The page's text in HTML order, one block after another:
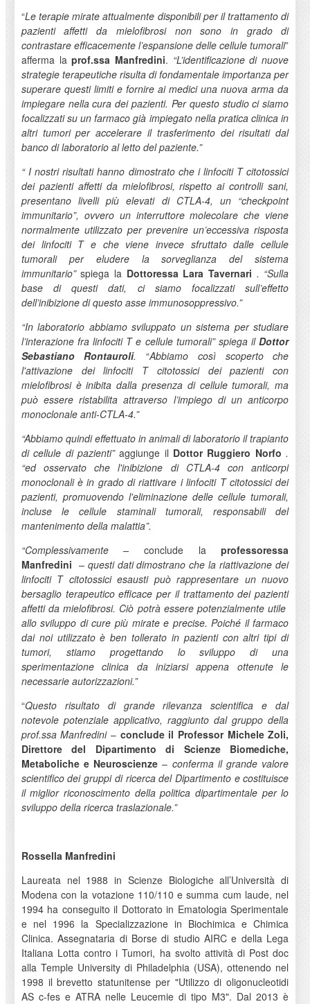
“Le terapie mirate attualmente disponibili per il trattamento di
pazienti affetti da mielofibrosi non sono in grado di
contrastare efficacemente l’espansione delle cellule tumorali”
afferma laprof.ssa Manfredini. “L’identificazione di nuove
strategie terapeutiche risulta di fondamentale importanza per
superare questi limiti e fornire ai medici una nuova arma da
impiegare nella cura dei pazienti. Per questo studio ci siamo
focalizzati su un farmaco già impiegato nella pratica clinica in
altri tumori per accelerare il trasferimento dei risultati dal
banco di laboratorio al letto del paziente.”
“ I nostri risultati hanno dimostrato che i linfociti T citotossici
dei pazienti affetti da mielofibrosi, rispetto ai controlli sani,
presentano livelli più elevati di CTLA-4, un “checkpoint
immunitario”, ovvero un interruttore molecolare che viene
normalmente utilizzato per prevenire un’eccessiva risposta
dei linfociti T e che viene invece sfruttato dalle cellule
tumorali per eludere la sorveglianza del sistema
immunitario”spiega la Dottoressa Lara Tavernari . “Sulla
base di questi dati, ci siamo focalizzati sull’effetto
dell’inibizione di questo asse immunosoppressivo.”
“In laboratorio abbiamo sviluppato un sistema per studiare
l’interazione fra linfociti T e cellule tumorali” spiega ilDottor
Sebastiano Rontauroli.“Abbiamo così scoperto che
l'attivazione dei linfociti T citotossici dei pazienti con
mielofibrosi è inibita dalla presenza di cellule tumorali, ma
può essere ristabilita attraverso l’impiego di un anticorpo
monoclonale anti-CTLA-4.”
“Abbiamo quindi effettuato in animali di laboratorio il trapianto
di cellule di pazienti”aggiunge il Dottor Ruggiero Norfo .
“ed osservato che l'inibizione di CTLA-4 con anticorpi
monoclonali è in grado di riattivare i linfociti T citotossici dei
pazienti, promuovendo l'eliminazione delle cellule tumorali,
incluse le cellule staminali tumorali, responsabili del
mantenimento della malattia”.
“Complessivamente – conclude laprofessoressa
Manfredini – questi dati dimostrano che la riattivazione dei
linfociti T citotossici esausti può rappresentare un nuovo
bersaglio terapeutico efficace per il trattamento dei pazienti
affetti da mielofibrosi. Ciò potrà essere potenzialmente utile
allo sviluppo di cure più mirate e precise. Poiché il farmaco
dai noi utilizzato è ben tollerato in pazienti con altri tipi di
tumori, stiamo progettando lo sviluppo di una
sperimentazione clinica da iniziarsi appena ottenute le
necessarie autorizzazioni.”
“Questo risultato di grande rilevanza scientifica e dal
notevole potenziale applicativo, raggiunto dal gruppo della
prof.ssa Manfredini– conclude il Professor Michele Zoli,
Direttore del Dipartimento di Scienze Biomediche,
Metaboliche e Neuroscienze – conferma il grande valore
scientifico dei gruppi di ricerca del Dipartimento e costituisce
il miglior riconoscimento della politica dipartimentale per lo
sviluppo della ricerca traslazionale.”
Rossella Manfredini
Laureata nel 1988 in Scienze Biologiche all’Università di
Modena con la votazione 110/110 e summa cum laude, nel
1994 ha conseguito il Dottorato in Ematologia Sperimentale
e nel 1996 la Specializzazione in Biochimica e Chimica
Clinica. Assegnataria di Borse di studio AIRC e della Lega
Italiana Lotta contro i Tumori, ha svolto attività di Post doc
alla Temple University di Philadelphia (USA), ottenendo nel
1998 il brevetto statunitense per "Utilizzo di oligonucleotidi
AS c-fes e ATRA nelle Leucemie di tipo M3". Dal 2013 è